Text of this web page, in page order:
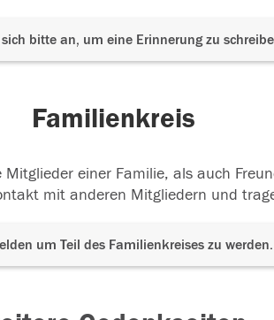
bitte an, um eine Erinnerung zu
Familienkreis
einer Familie, als auch
mit anderen Mitgliedern und
um Teil des Familienkreises zu werden.